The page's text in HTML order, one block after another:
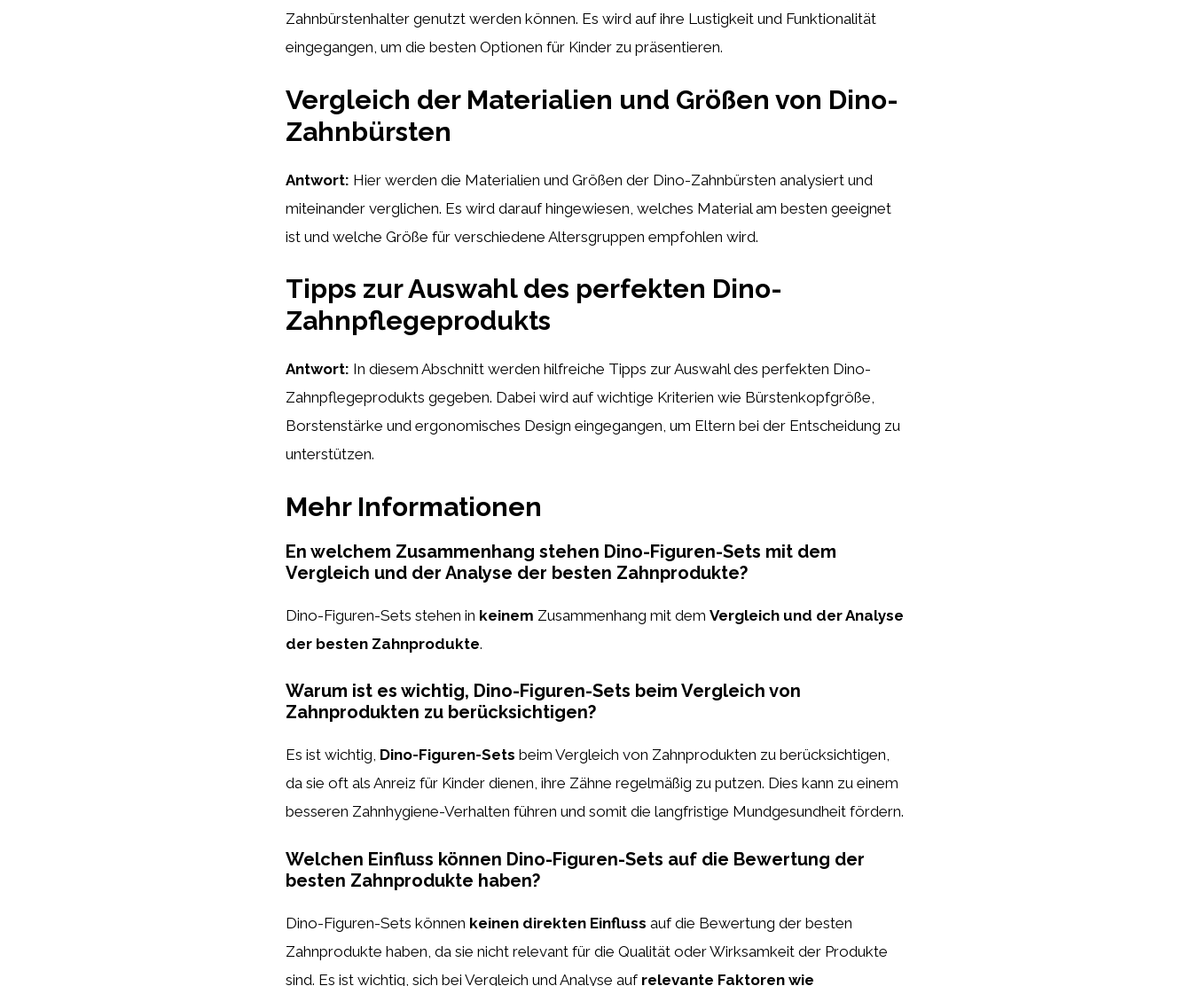
Zahnbürstenhalter genutzt werden können. Es wird auf ihre Lustigkeit und Funktionalität
eingegangen, um die besten Optionen für Kinder zu präsentieren.
Vergleich der Materialien und Größen von Dino-
Zahnbürsten
Antwort: Hier werden die Materialien und Größen der Dino-Zahnbürsten analysiert und
miteinander verglichen. Es wird darauf hingewiesen, welches Material am besten geeignet
ist und welche Größe für verschiedene Altersgruppen empfohlen wird.
Tipps zur Auswahl des perfekten Dino-
Zahnpflegeprodukts
Antwort: In diesem Abschnitt werden hilfreiche Tipps zur Auswahl des perfekten Dino-
Zahnpflegeprodukts gegeben. Dabei wird auf wichtige Kriterien wie Bürstenkopfgröße,
Borstenstärke und ergonomisches Design eingegangen, um Eltern bei der Entscheidung zu
unterstützen.
Mehr Informationen
En welchem Zusammenhang stehen Dino-Figuren-Sets mit dem
Vergleich und der Analyse der besten Zahnprodukte?
Dino-Figuren-Sets stehen in keinem Zusammenhang mit dem Vergleich und der Analyse
der besten Zahnprodukte.
Warum ist es wichtig, Dino-Figuren-Sets beim Vergleich von
Zahnprodukten zu berücksichtigen?
Es ist wichtig, Dino-Figuren-Sets beim Vergleich von Zahnprodukten zu berücksichtigen,
da sie oft als Anreiz für Kinder dienen, ihre Zähne regelmäßig zu putzen. Dies kann zu einem
besseren Zahnhygiene-Verhalten führen und somit die langfristige Mundgesundheit fördern.
Welchen Einfluss können Dino-Figuren-Sets auf die Bewertung der
besten Zahnprodukte haben?
Dino-Figuren-Sets können keinen direkten Einfluss auf die Bewertung der besten
Zahnprodukte haben, da sie nicht relevant für die Qualität oder Wirksamkeit der Produkte
sind. Es ist wichtig, sich bei Vergleich und Analyse auf relevante Faktoren wie